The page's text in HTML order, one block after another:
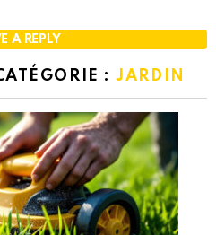
A REPLY
:JARDIN